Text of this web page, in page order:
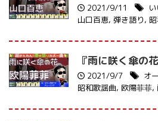
2021/9/11
山口百恵, 弾き語り,
『雨に咲く傘の
2021/9/7 オ
昭和歌謡曲, 欧陽菲菲,